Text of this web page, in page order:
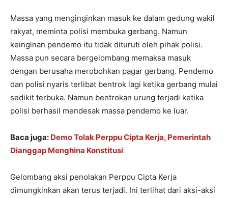
Massa yang menginginkan masuk ke dalam gedung wakil
rakyat, meminta polisi membuka gerbang. Namun
keinginan pendemo itu tidak dituruti oleh pihak polisi.
Massa pun secara bergelombang memaksa masuk
dengan berusaha merobohkan pagar gerbang. Pendemo
dan polisi nyaris terlibat bentrok lagi ketika gerbang mulai
sedikit terbuka. Namun bentrokan urung terjadi ketika
polisi berhasil mendesak massa pendemo ke luar.
Baca juga: Demo Tolak Perppu Cipta Kerja, Pemerintah
Dianggap Menghina Konstitusi
Gelombang aksi penolakan Perppu Cipta Kerja
dimungkinkan akan terus terjadi. Ini terlihat dari aksi-aksi